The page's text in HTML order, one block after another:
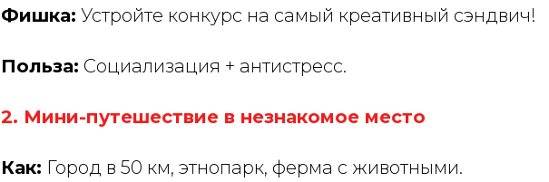
Фишка: Устройте конкурс на самый креативный сэндвич!
Польза: Социализация + антистресс.
2. Мини-путешествие в незнакомое место
Как: Город в 50 км, этнопарк, ферма с животными.